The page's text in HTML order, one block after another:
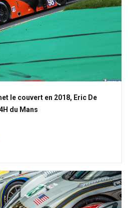
le couvert en 2018, Eric De
du Mans